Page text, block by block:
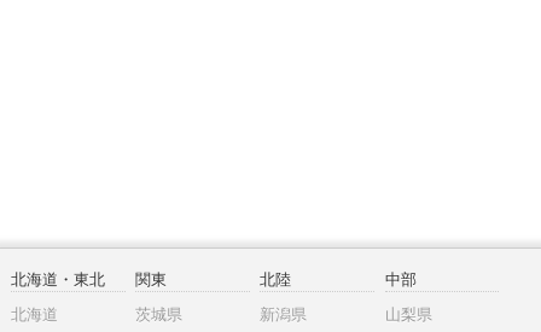
北海道・東北
北海道
関東
茨城県
北陸
新潟県
中部
山梨県